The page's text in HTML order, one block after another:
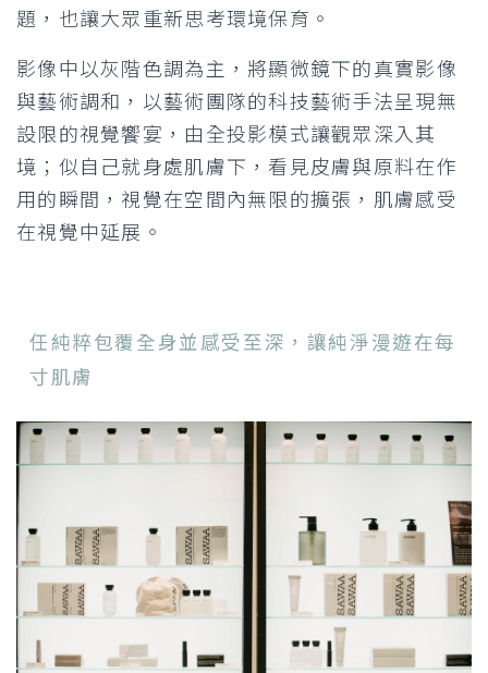
題，也讓大眾重新思考環境保育。
影像中以灰階色調為主，將顯微鏡下的真實影像
與藝術調和，以藝術團隊的科技藝術手法呈現無
設限的視覺饗宴，由全投影模式讓觀眾深入其
境；似自己就身處肌膚下，看見皮膚與原料在作
用的瞬間，視覺在空間內無限的擴張，肌膚感受
在視覺中延展。
任純粹包覆全身並感受至深，讓純淨漫遊在每
寸肌膚